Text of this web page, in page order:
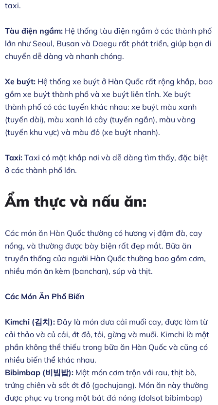
taxi.
Tàu điện ngầm: Hệ thống tàu điện ngầm ở các thành phố
lớn như Seoul, Busan và Daegu rất phát triển, giúp bạn di
chuyển dễ dàng và nhanh chóng.
Xe buýt: Hệ thống xe buýt ở Hàn Quốc rất rộng khắp, bao
gồm xe buýt thành phố và xe buýt liên tỉnh. Xe buýt
thành phố có các tuyến khác nhau: xe buýt màu xanh
(tuyến dài), màu xanh lá cây (tuyến ngắn), màu vàng
(tuyến khu vực) và màu đỏ (xe buýt nhanh).
Taxi: Taxi có mặt khắp nơi và dễ dàng tìm thấy, đặc biệt
ở các thành phố lớn.
Ẩm thực và nấu ăn:
Các món ăn Hàn Quốc thường có hương vị đậm đà, cay
nồng, và thường được bày biện rất đẹp mắt. Bữa ăn
truyền thống của người Hàn Quốc thường bao gồm cơm,
nhiều món ăn kèm (banchan), súp và thịt.
Các Món Ăn Phổ Biến
Kimchi (김치): Đây là món dưa cải muối cay, được làm từ
cải thảo và củ cải, ớt đỏ, tỏi, gừng và muối. Kimchi là một
phần không thể thiếu trong bữa ăn Hàn Quốc và cũng có
nhiều biến thể khác nhau.
Bibimbap (비빔밥): Một món cơm trộn với rau, thịt bò,
trứng chiên và sốt ớt đỏ (gochujang). Món ăn này thường
được phục vụ trong một bát đá nóng (dolsot bibimbap)